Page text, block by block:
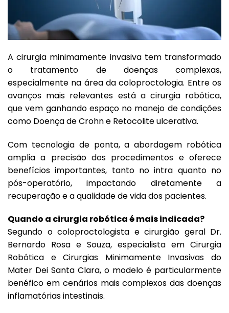
A cirurgia minimamente invasiva tem transformado
o tratamento de doenças complexas,
especialmente na área da coloproctologia. Entre os
avanços mais relevantes está a cirurgia robótica,
que vem ganhando espaço no manejo de condições
como Doença de Crohn e Retocolite ulcerativa.
Com tecnologia de ponta, a abordagem robótica
amplia a precisão dos procedimentos e oferece
benefícios importantes, tanto no intra quanto no
pós-operatório, impactando diretamente a
recuperação e a qualidade de vida dos pacientes.
Quando a cirurgia robótica é mais indicada?
Segundo o coloproctologista e cirurgião geral Dr.
Bernardo Rosa e Souza, especialista em Cirurgia
Robótica e Cirurgias Minimamente Invasivas do
Mater Dei Santa Clara, o modelo é particularmente
benéfico em cenários mais complexos das doenças
inflamatórias intestinais.